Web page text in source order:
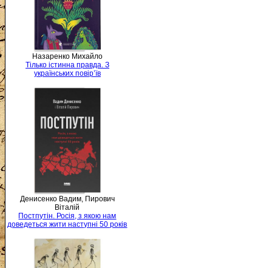
Назаренко Михайло
Тілько істинна правда. З
українських повір’їв
Денисенко Вадим, Пирович
Віталій
Постпутін. Росія, з якою нам
доведеться жити наступні 50 років